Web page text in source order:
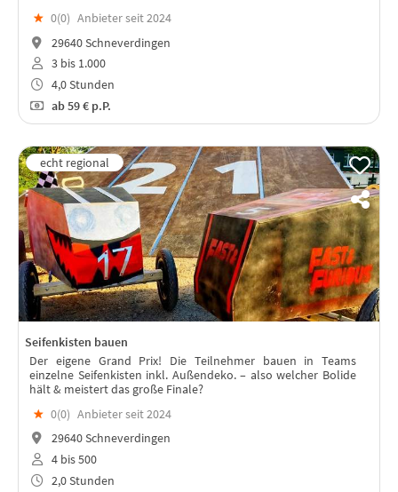
★ 0(0) Anbieter seit 2024
29640 Schneverdingen
3 bis 1.000
4,0 Stunden
ab59 € p.P.
Seifenkisten bauen
Der eigene Grand Prix! Die Teilnehmer bauen in Teams
einzelne Seifenkisten inkl. Außendeko. – also welcher Bolide
hält & meistert das große Finale?
★ 0(0) Anbieter seit 2024
29640 Schneverdingen
4 bis 500
2,0 Stunden